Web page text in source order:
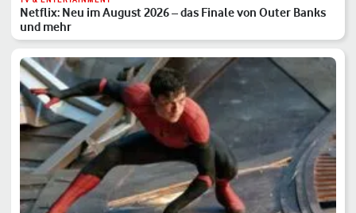
Netflix: Neu im August 2026 – das Finale von Outer Banks
und mehr